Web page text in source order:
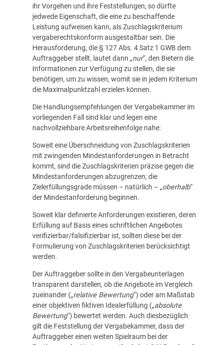
ihr Vorgehen und ihre Feststellungen, so dürfte
jedwede Eigenschaft, die eine zu beschaffende
Leistung aufweisen kann, als Zuschlagskriterium
vergaberechtskonform ausgestaltbar sein. Die
Herausforderung, die § 127 Abs. 4 Satz 1 GWB dem
Auftraggeber stellt, lautet dann „nur“, den Bietern die
Informationen zur Verfügung zu stellen, die sie
benötigen, um zu wissen, womit sie in jedem Kriterium
die Maximalpunktzahl erzielen können.
Die Handlungsempfehlungen der Vergabekammer im
vorliegenden Fall sind klar und legen eine
nachvollziehbare Arbeitsreihenfolge nahe:
Soweit eine Überschneidung von Zuschlagskriterien
mit zwingenden Mindestanforderungen in Betracht
kommt, sind die Zuschlagskriterien präzise gegen die
Mindestanforderungen abzugrenzen; die
Zielerfüllungsgrade müssen – natürlich – „oberhalb“
der Mindestanforderung beginnen.
Soweit klar definierte Anforderungen existieren, deren
Erfüllung auf Basis eines schriftlichen Angebotes
verifizierbar/falsifizierbar ist, sollten diese bei der
Formulierung von Zuschlagskriterien berücksichtigt
werden.
Der Auftraggeber sollte in den Vergabeunterlagen
transparent darstellen, ob die Angebote im Vergleich
zueinander („relative Bewertung“) oder am Maßstab
einer objektiven fiktiven Idealerfüllung („absolute
Bewertung“) bewertet werden. Auch diesbezüglich
gilt die Feststellung der Vergabekammer, dass der
Auftraggeber einen weiten Spielraum bei der